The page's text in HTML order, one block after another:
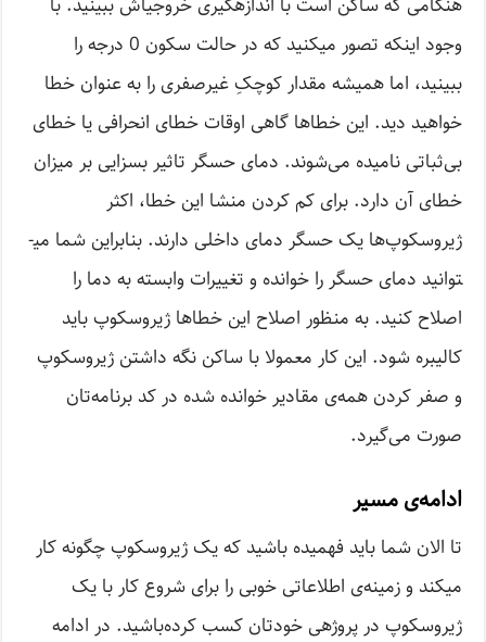
هنگامی که ساکن است با اندازه­گیری خروجی­اش ببینید. با
وجود اینکه تصور می­کنید که در حالت سکون 0 درجه را
ببینید، اما همیشه مقدار کوچکِ غیرصفری را به عنوان خطا
خواهید دید. این خطاها گاهی­ اوقات خطای انحرافی یا خطای
بی‌ثباتی نامیده می‌­شوند. دمای حسگر تاثیر بسزایی بر میزان
خطای آن دارد. برای کم کردن منشا این خطا، اکثر
ژیروسکوپ‌ها یک حسگر دمای داخلی دارند. بنابراین شما می­
توانید دمای حسگر را خوانده و تغییرات وابسته به دما را
اصلاح کنید. به منظور اصلاح این خطاها ژیروسکوپ باید
کالیبره شود. این کار معمولا با ساکن نگه داشتن ژیروسکوپ
و صفر کردن همه­‌ی مقادیر خوانده‌ ­شده در کد برنامه‌­تان
صورت می‌­گیرد.
ادامه‌­ی مسیر
تا الان شما باید فهمیده باشید که یک ژیروسکوپ چگونه کار
می­کند و زمینه‌­ی اطلاعاتی خوبی را برای شروع کار با یک
ژیروسکوپ در پروژه­ی خودتان کسب کرده­‌باشید. در ادامه